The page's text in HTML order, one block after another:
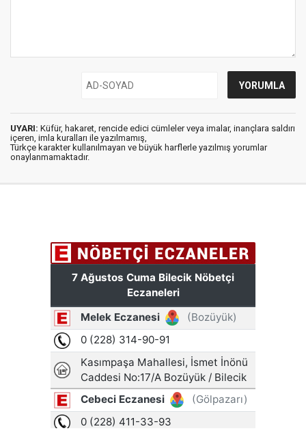
UYARI: Küfür, hakaret, rencide edici cümleler veya imalar, inançlara saldırı
içeren, imla kuralları ile yazılmamış,
Türkçe karakter kullanılmayan ve büyük harflerle yazılmış yorumlar
onaylanmamaktadır.